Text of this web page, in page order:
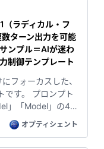
教材作成情報】を
という工程を踏ん
ンプトを導入し、
向けてみてはいか
で数式展開ができ
のも良いのではな
の開発中には、書
書きながら手で回
能なのか試してい
ば、人格指定はい
、実用レベルの
に対し
ている。 -
（ラディカル・フ
ターン出力を可能
ンプル＝AIが迷わ
制御テンプレート
フォーカスした、
ンプト
」「Model」の4
ています。 >
では？」という
オプティシェント